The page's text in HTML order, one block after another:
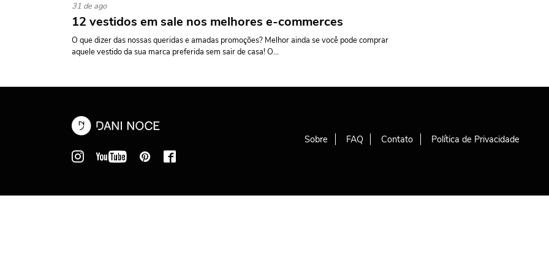
31 de ago
12 vestidos em sale nos melhores e-commerces
O que dizer das nossas queridas e amadas promoções? Melhor ainda se você pode comprar
aquele vestido da sua marca preferida sem sair de casa! O...
Sobre FAQ Contato Política de Privacidade